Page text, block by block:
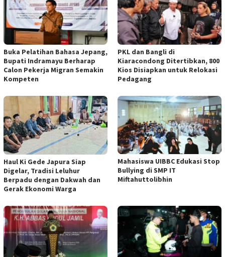
Buka Pelatihan Bahasa Jepang,
Bupati Indramayu Berharap
Calon Pekerja Migran Semakin
Kompeten
PKL dan Bangli di
Kiaracondong Ditertibkan, 800
Kios Disiapkan untuk Relokasi
Pedagang
Haul Ki Gede Japura Siap
Digelar, Tradisi Leluhur
Berpadu dengan Dakwah dan
Gerak Ekonomi Warga
Mahasiswa UIBBC Edukasi Stop
Bullying di SMP IT
Miftahuttolibhin